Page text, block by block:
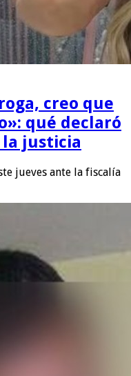
creo que
qué declaró
la justicia
jueves ante la fiscalía